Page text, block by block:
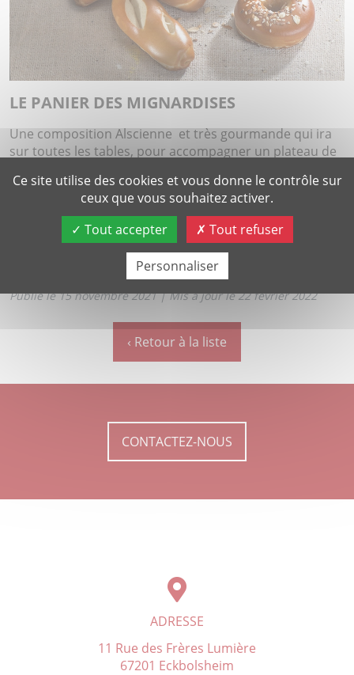
LE PANIER DES MIGNARDISES
Une composition Alscienne et très gourmande qui ira
sur toutes les tables, pour accompagner un plateau de
Assortiment de pains bretzel et petites bretzels-
20 pièces
18.90€ le panier
Publié le 15 novembre 2021| Mis à jour le 22 février 2022
‹ Retour à la liste
CONTACTEZ-NOUS
ADRESSE
11 Rue des Frères Lumière
67201 Eckbolsheim
Ce site utilise des cookies et vous donne le contrôle sur
ceux que vous souhaitez activer.
Tout accepter
Tout refuser
Personnaliser